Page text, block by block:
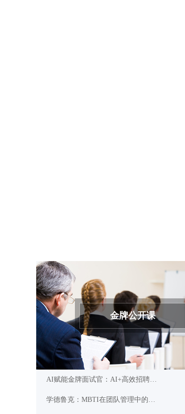
金牌公开课
AI赋能金牌面试官：AI+高效招聘与面试技巧实战
学德鲁克：MBTI在团队管理中的应用(测评认知篇)